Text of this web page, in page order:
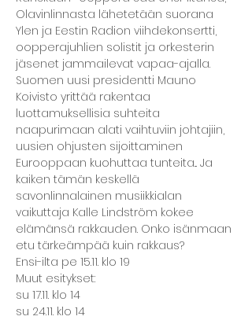
Olavinlinnasta lähetetään suorana
Ylen ja Eestin Radion viihdekonsertti,
oopperajuhlien solistit ja orkesterin
jäsenet jammailevat vapaa-ajalla.
Suomen uusi presidentti Mauno
Koivisto yrittää rakentaa
luottamuksellisia suhteita
naapurimaan alati vaihtuviin johtajiin,
uusien ohjusten sijoittaminen
Eurooppaan kuohuttaa tunteita... Ja
kaiken tämän keskellä
savonlinnalainen musiikkialan
vaikuttaja Kalle Lindström kokee
elämänsä rakkauden. Onko isänmaan
etu tärkeämpää kuin rakkaus?
Ensi-ilta pe 15.11. klo 19
Muut esitykset:
su 17.11. klo 14
su 24.11. klo 14